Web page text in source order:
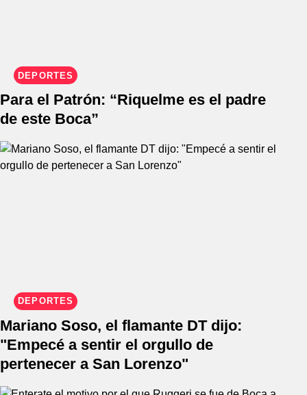
DEPORTES
Para el Patrón: “Riquelme es el padre
de este Boca”
DEPORTES
Mariano Soso, el flamante DT dijo:
"Empecé a sentir el orgullo de
pertenecer a San Lorenzo"